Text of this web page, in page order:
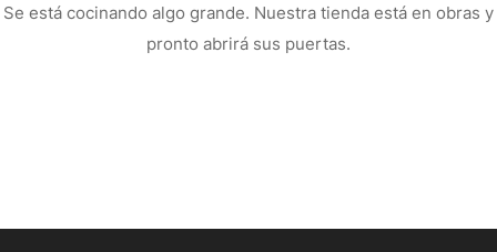
Se está cocinando algo grande. Nuestra tienda está en obras y
pronto abrirá sus puertas.